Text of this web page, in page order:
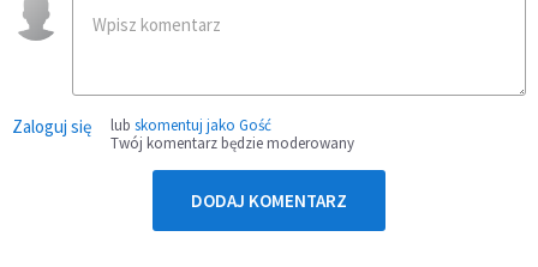
Zaloguj się lub skomentuj jako Gość
Twój komentarz będzie moderowany
DODAJ KOMENTARZ